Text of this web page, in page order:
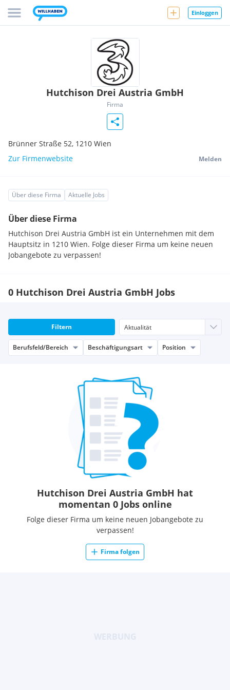
Einloggen
Hutchison Drei Austria GmbH
Firma
Brünner Straße 52, 1210 Wien
Zur Firmenwebsite
Melden
Über diese Firma Aktuelle Jobs
Über diese Firma
Hutchison Drei Austria GmbH ist ein Unternehmen mit dem
Hauptsitz in 1210 Wien. Folge dieser Firma um keine neuen
Jobangebote zu verpassen!
0 Hutchison Drei Austria GmbH Jobs
Filtern
Berufsfeld/Bereich Beschäftigungsart Position
Hutchison Drei Austria GmbH hat
momentan 0 Jobs online
Folge dieser Firma um keine neuen Jobangebote zu
verpassen!
Firma folgen